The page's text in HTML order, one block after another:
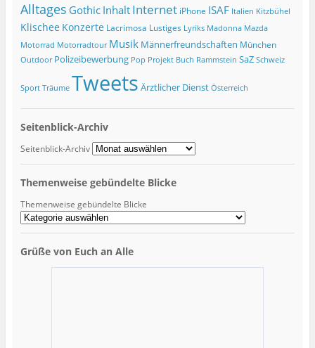
Alltages Gothic Inhalt Internet iPhone ISAF Italien Kitzbühel
Klischee Konzerte Lacrimosa Lustiges Lyriks Madonna Mazda
Motorrad Motorradtour Musik Männerfreundschaften München
Outdoor Polizeibewerbung Pop Projekt Buch Rammstein SaZ Schweiz
Sport Träume Tweets Ärztlicher Dienst Österreich
Seitenblick-Archiv
Seitenblick-Archiv
Themenweise gebündelte Blicke
Themenweise gebündelte Blicke
Grüße von Euch an Alle